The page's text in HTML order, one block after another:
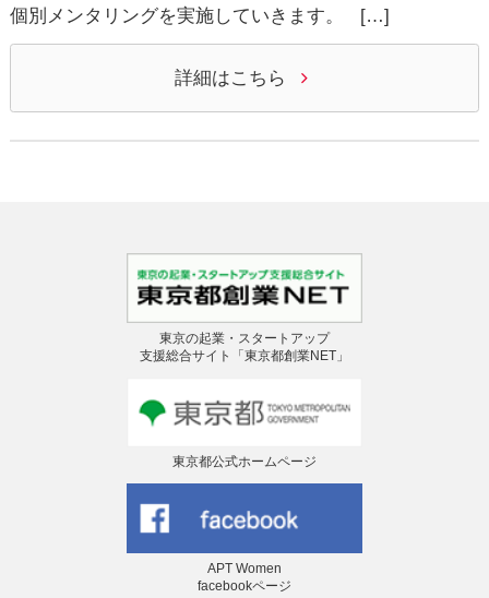
個別メンタリングを実施していきます。 […]
詳細はこちら
東京の起業・スタートアップ
支援総合サイト「東京都創業NET」
東京都公式ホームページ
APT Women
facebookページ